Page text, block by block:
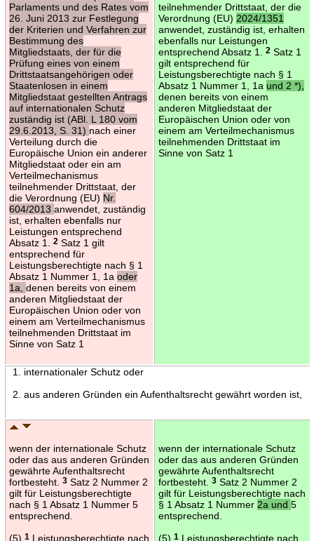
Parlaments und des Rates vom
26. Juni 2013 zur Festlegung
der Kriterien und Verfahren zur
Bestimmung des
Mitgliedstaats, der für die
Prüfung eines von einem
Drittstaatsangehörigen oder
Staatenlosen in einem
Mitgliedstaat gestellten Antrags
auf internationalen Schutz
zuständig ist (ABl. L 180 vom
29.6.2013, S. 31) nach einer
Verteilung durch die
Europäische Union ein anderer
Mitgliedstaat oder ein am
Verteilmechanismus
teilnehmender Drittstaat, der
die Verordnung (EU) Nr.
604/2013 anwendet, zuständig
ist, erhalten ebenfalls nur
Leistungen entsprechend
Absatz 1.
2Satz 1 gilt
entsprechend für
Leistungsberechtigte nach § 1
Absatz 1 Nummer 1, 1a oder
1a, denen bereits von einem
anderen Mitgliedstaat der
Europäischen Union oder von
einem am Verteilmechanismus
teilnehmenden Drittstaat im
Sinne von Satz 1
teilnehmender Drittstaat, der die
Verordnung (EU) 2024/1351
anwendet, zuständig ist, erhalten
ebenfalls nur Leistungen
entsprechend Absatz 1.
2Satz 1
gilt entsprechend für
Leistungsberechtigte nach § 1
Absatz 1 Nummer 1, 1a und 2 *),
denen bereits von einem
anderen Mitgliedstaat der
Europäischen Union oder von
einem am Verteilmechanismus
teilnehmenden Drittstaat im
Sinne von Satz 1
1. internationaler Schutz oder
2. aus anderen Gründen ein Aufenthaltsrecht gewährt worden ist,
wenn der internationale Schutz
oder das aus anderen Gründen
gewährte Aufenthaltsrecht
fortbesteht.
3Satz 2 Nummer 2
gilt für Leistungsberechtigte
nach § 1 Absatz 1 Nummer 5
entsprechend.
(5) 1Leistungsberechtigte nach
wenn der internationale Schutz
oder das aus anderen Gründen
gewährte Aufenthaltsrecht
fortbesteht.
3Satz 2 Nummer 2
gilt für Leistungsberechtigte nach
§ 1 Absatz 1 Nummer 2a und 5
entsprechend.
(5) 1Leistungsberechtigte nach